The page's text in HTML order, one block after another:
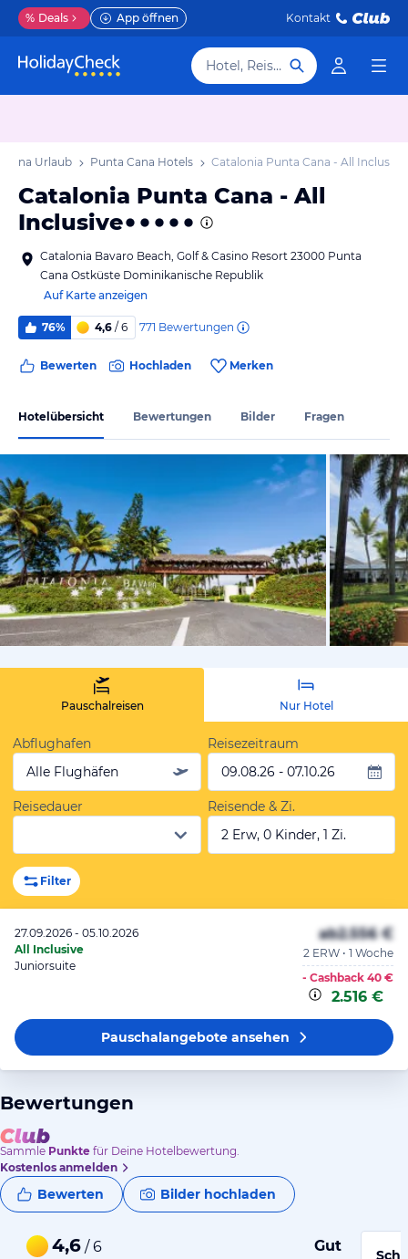
% Deals App öffnen Kontakt
Hotel, Reiseziel
Cana Urlaub Punta Cana Hotels Catalonia Punta Cana - All Inclusive
Catalonia Punta Cana - All
Inclusive
Catalonia Bavaro Beach, Golf & Casino Resort 23000 Punta
Cana Ostküste Dominikanische Republik
Auf Karte anzeigen
76% 4,6 / 6 771 Bewertungen
Bewerten Hochladen Merken
Hotelübersicht Bewertungen Bilder Fragen
vom
Pauschalreisen Nur Hotel
Abflughafen
Alle Flughäfen
Reisezeitraum
09.08.26 - 07.10.26
Reisedauer
Reisende & Zi.
2 Erw, 0 Kinder, 1 Zi.
Filter
27.09.2026 - 05.10.2026
All Inclusive
Juniorsuite
ab2.556 €
2 ERW • 1 Woche
- Cashback 40 €
2.516 €
Pauschalangeboteansehen
Bewertungen
Sammle Punkte für Deine Hotelbewertung.
Kostenlos anmelden
Bewerten Bilder hochladen
4,6 / 6 Gut